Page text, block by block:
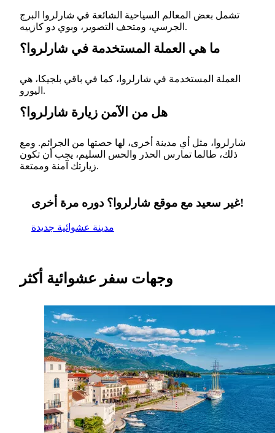
تشمل بعض المعالم السياحية الشائعة في شارلروا البرج
الجرسي، ومتحف التصوير، وبوي دو كازييه.
ما هي العملة المستخدمة في شارلروا؟
العملة المستخدمة في شارلروا، كما في باقي بلجيكا، هي
اليورو.
هل من الآمن زيارة شارلروا؟
شارلروا، مثل أي مدينة أخرى، لها حصتها من الجرائم. ومع
ذلك، طالما تمارس الحذر والحس السليم، يجب أن تكون
زيارتك آمنة وممتعة.
غير سعيد مع موقع شارلروا؟ دوره مرة أخرى!
مدينة عشوائية جديدة
وجهات سفر عشوائية أكثر